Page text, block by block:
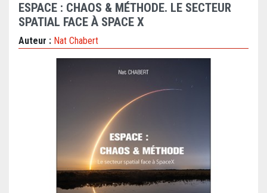
ESPACE : CHAOS & MÉTHODE. LE SECTEUR
SPATIAL FACE À SPACE X
Auteur : Nat Chabert